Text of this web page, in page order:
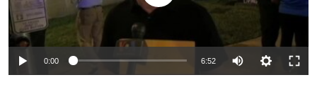
Learning English
СОЦИАЛЬНЫЕ СЕТИ
0:00 6:52